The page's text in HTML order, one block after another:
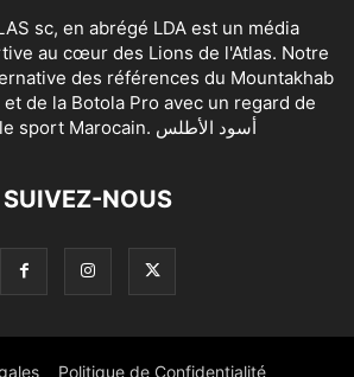
sc, en abrégé LDA est un média
au cœur des Lions de l'Atlas. Notre
des références du Mountakhab
360° sur le sport Marocain. أسود الأطلس
SUIVEZ-NOUS
Politique de Confidentialité